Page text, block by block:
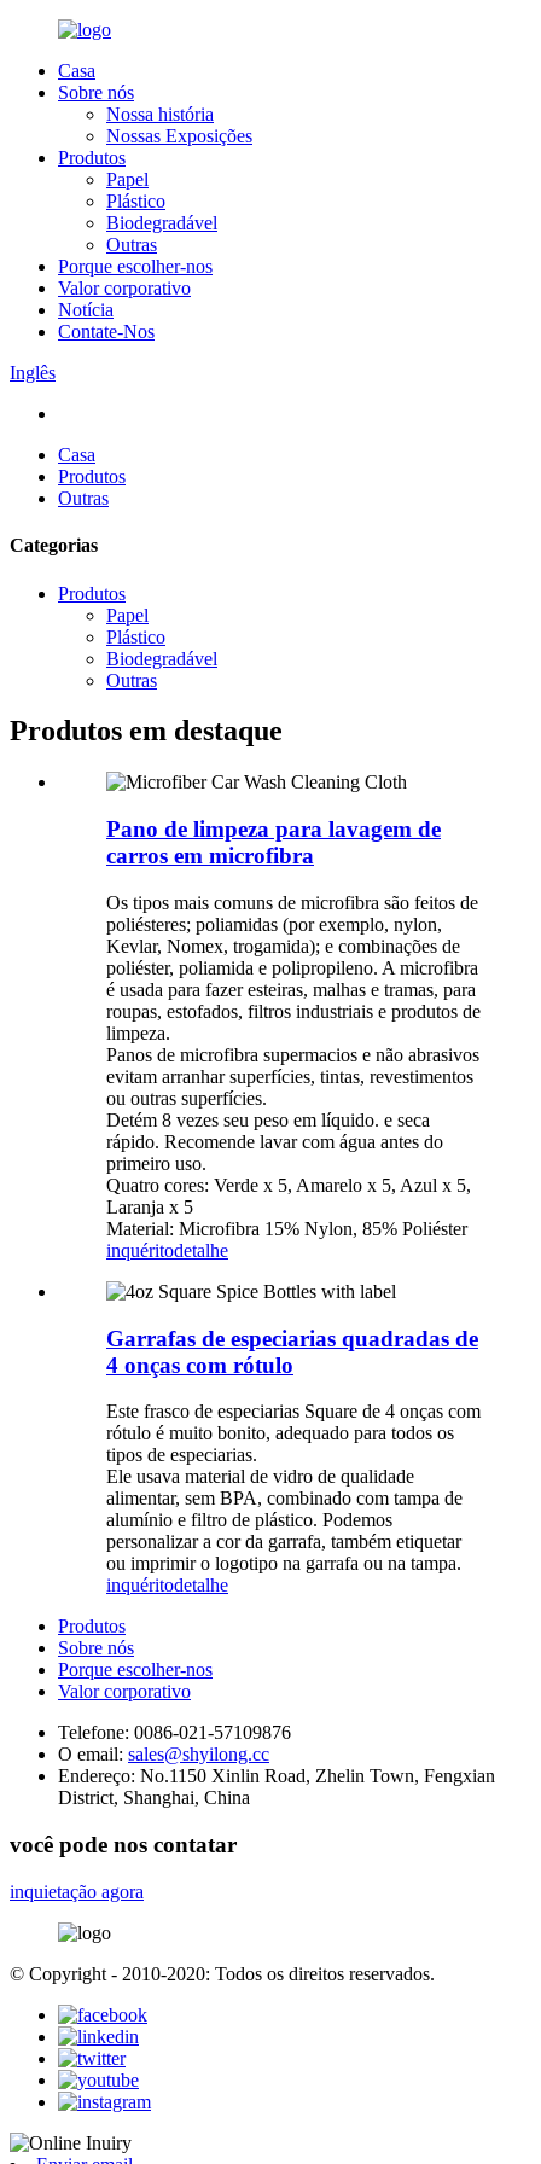
Casa
Sobre nós
Nossa história
Nossas Exposições
Produtos
Papel
Plástico
Biodegradável
Outras
Porque escolher-nos
Valor corporativo
Notícia
Contate-Nos
Inglês
Casa
Produtos
Outras
Categorias
Produtos
Papel
Plástico
Biodegradável
Outras
Produtos em destaque
Pano de limpeza para lavagem de
carros em microfibra
Os tipos mais comuns de microfibra são feitos de
poliésteres; poliamidas (por exemplo, nylon,
Kevlar, Nomex, trogamida); e combinações de
poliéster, poliamida e polipropileno. A microfibra
é usada para fazer esteiras, malhas e tramas, para
roupas, estofados, filtros industriais e produtos de
limpeza.
Panos de microfibra supermacios e não abrasivos
evitam arranhar superfícies, tintas, revestimentos
ou outras superfícies.
Detém 8 vezes seu peso em líquido. e seca
rápido. Recomende lavar com água antes do
primeiro uso.
Quatro cores: Verde x 5, Amarelo x 5, Azul x 5,
Laranja x 5
Material: Microfibra 15% Nylon, 85% Poliéster
inquéritodetalhe
Garrafas de especiarias quadradas de
4 onças com rótulo
Este frasco de especiarias Square de 4 onças com
rótulo é muito bonito, adequado para todos os
tipos de especiarias.
Ele usava material de vidro de qualidade
alimentar, sem BPA, combinado com tampa de
alumínio e filtro de plástico. Podemos
personalizar a cor da garrafa, também etiquetar
ou imprimir o logotipo na garrafa ou na tampa.
inquéritodetalhe
Produtos
Sobre nós
Porque escolher-nos
Valor corporativo
Telefone: 0086-021-57109876
O email: sales@shyilong.cc
Endereço: No.1150 Xinlin Road, Zhelin Town, Fengxian
District, Shanghai, China
você pode nos contatar
inquietação agora
© Copyright - 2010-2020: Todos os direitos reservados.